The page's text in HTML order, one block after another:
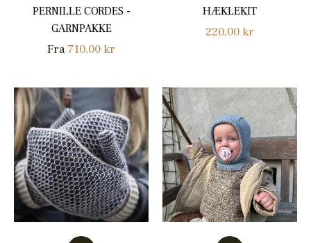
PERNILLE CORDES -
GARNPAKKE
Fra 710,00 kr
HÆKLEKIT
Normalpris
220,00 kr